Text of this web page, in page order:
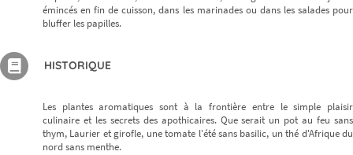
émincés en fin de cuisson, dans les marinades ou dans les salades pour
bluffer les papilles.
HISTORIQUE
Les plantes aromatiques sont à la frontière entre le simple plaisir
culinaire et les secrets des apothicaires. Que serait un pot au feu sans
thym, Laurier et girofle, une tomate l'été sans basilic, un thé d'Afrique du
nord sans menthe.